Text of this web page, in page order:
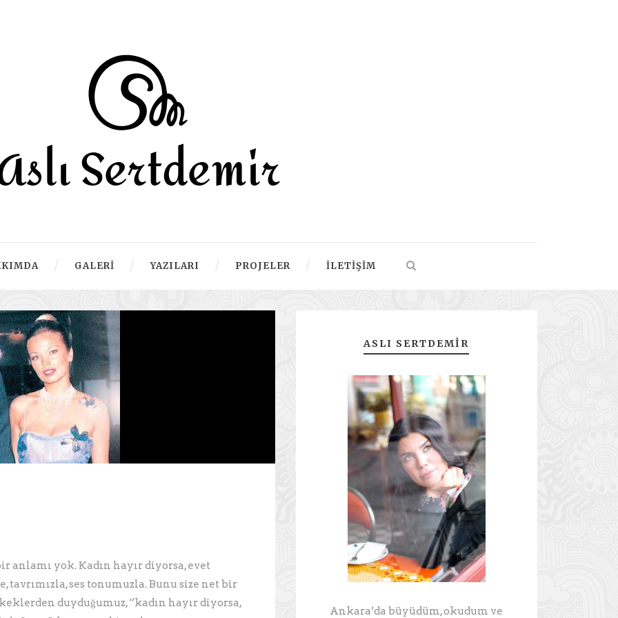
GALERI YAZILARI PROJELER İLETIŞIM
anlamı yok. Kadın hayır diyorsa, evet
ses tonumuzla. Bunu size net bir
duyduğumuz, ‘’kadın hayır diyorsa,
ASLI SERTDEMIR
Ankara’da büyüdüm, okudum ve